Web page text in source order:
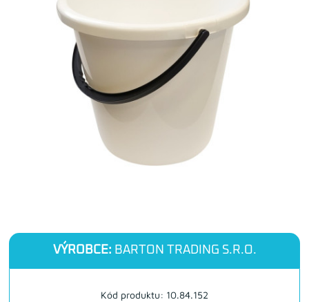
VÝROBCE: BARTON TRADING S.R.O.
Kód produktu: 10.84.152